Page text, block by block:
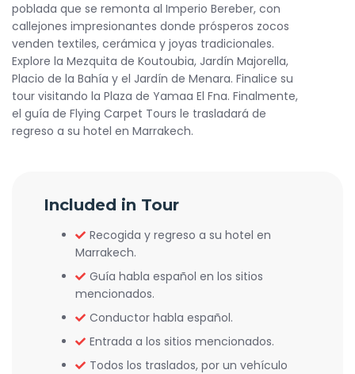
poblada que se remonta al Imperio Bereber, con
callejones impresionantes donde prósperos zocos
venden textiles, cerámica y joyas tradicionales.
Explore la Mezquita de Koutoubia, Jardín Majorella,
Placio de la Bahía y el Jardín de Menara. Finalice su
tour visitando la Plaza de Yamaa El Fna. Finalmente,
el guía de Flying Carpet Tours le trasladará de
regreso a su hotel en Marrakech.
Included in Tour
Recogida y regreso a su hotel en
Marrakech.
Guía habla español en los sitios
mencionados.
Conductor habla español.
Entrada a los sitios mencionados.
Todos los traslados, por un vehículo